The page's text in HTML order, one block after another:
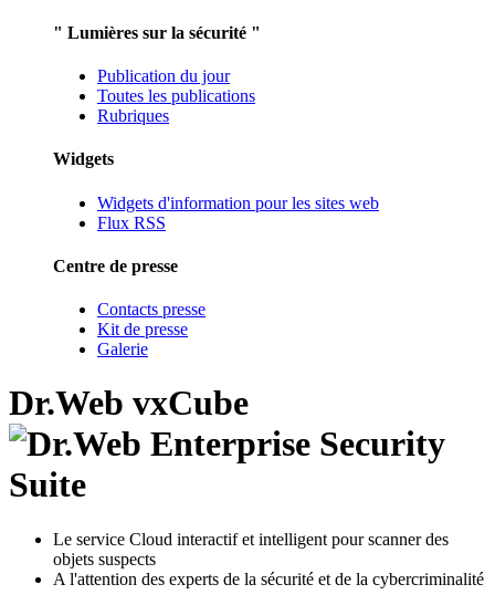
" Lumières sur la sécurité "
Publication du jour
Toutes les publications
Rubriques
Widgets
Widgets d'information pour les sites web
Flux RSS
Centre de presse
Contacts presse
Kit de presse
Galerie
Dr.Web vxCube
Le service Cloud interactif et intelligent pour scanner des
objets suspects
A l'attention des experts de la sécurité et de la cybercriminalité